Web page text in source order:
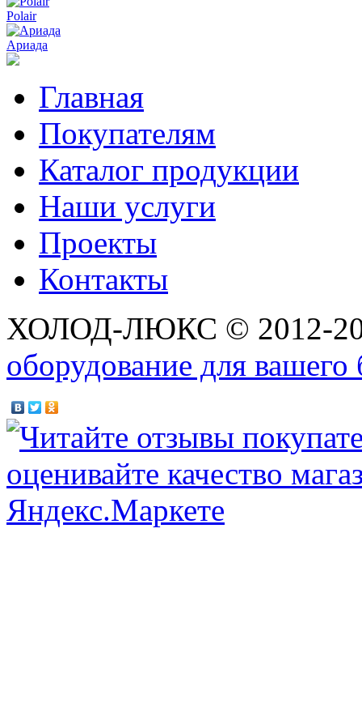
Polair
Ариада
Главная
Покупателям
Каталог продукции
Наши услуги
Проекты
Контакты
ХОЛОД-ЛЮКС © 2012-
оборудование для вашего